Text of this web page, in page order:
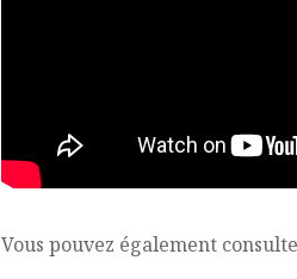
Vous pouvez également